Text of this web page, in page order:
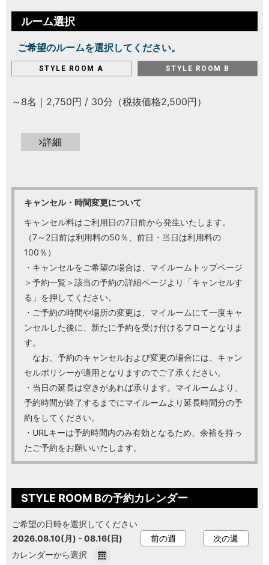
ルーム選択
ご希望のルームを選択してください。
STYLE ROOM A STYLE ROOM B
～8名｜2,750円 / 30分（税抜価格2,500円）
詳細
キャンセル・時間変更について
キャンセル料はご利用日の7日前から発生いたします。
（7～2日前は利用料の50％、前日・当日は利用料の
100％）
・キャンセルをご希望の場合は、マイルームトップページ
＞予約一覧＞該当の予約の詳細ページより「キャンセルす
る」を押してください。
・ご予約の時間や場所の変更は、マイルームにて一度キャ
ンセルした後に、新たに予約を受け付けるフローとなりま
す。
なお、予約のキャンセルおよび変更の場合には、キャン
セルポリシーが適用となりますのでご了承ください。
・当日の延長は空きがあれば承ります。マイルームより、
予約時間が終了するまでにマイルームより延長時間分の予
約をしてください。
・URLキーは予約時間内のみ有効となるため、余裕を持っ
たご予約をお願いいたします。
STYLE ROOM Bの予約カレンダー
ご希望の日時を選択してください
2026.08.10(月) - 08.16(日)
前の週
次の週
カレンダーから選択